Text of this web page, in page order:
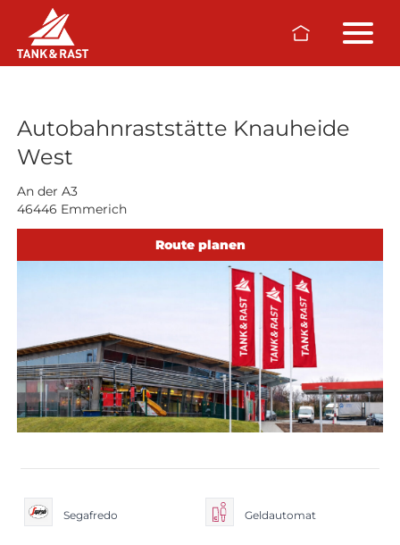
Skip to main content
Raststätten
Autobahnraststätte Knauheide
West
An der A3
46446 Emmerich
Route planen
Segafredo Geldautomat